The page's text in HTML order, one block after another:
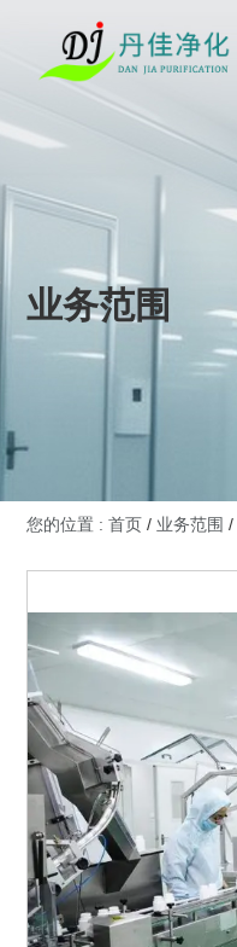
业务范围
您的位置 : 首页 / 业务范围 /